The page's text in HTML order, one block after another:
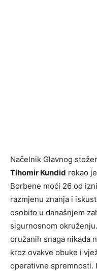
Načelnik Glavnog
Tihomir Kundid rekao
Borbene moći 26 od
razmjenu znanja i
osobito u današnjem
sigurnosnom
oružanih snaga nikada
kroz ovakve obuke i
operativne spremnosti.